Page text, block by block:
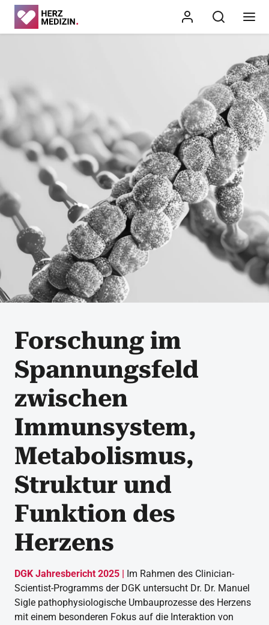
Forschung im
Spannungsfeld
zwischen
Immunsystem,
Metabolismus,
Struktur und
Funktion des
Herzens
DGK Jahresbericht 2025 | Im Rahmen des Clinician-
Scientist-Programms der DGK untersucht Dr. Dr. Manuel
Sigle pathophysiologische Umbauprozesse des Herzens
mit einem besonderen Fokus auf die Interaktion von